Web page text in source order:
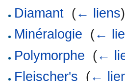
Diamant‎ (← liens)
Minéralogie (←
Polymorphe (←
Fleischer's (←